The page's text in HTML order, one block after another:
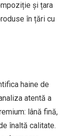
și țara
în țări cu
haine de
atentă a
lână fină,
înaltă calitate.